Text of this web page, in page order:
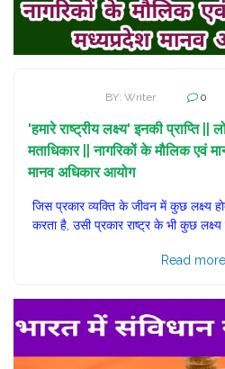
BY: Writer 0
'हमारे राष्ट्रीय लक्ष्य' इनकी प्राप्ति
मताधिकार || नागरिकों के मौलिक एवं
मानव अधिकार आयोग
जिस प्रकार व्यक्ति के जीवन में कुछ लक्ष्य
करता है, उसी प्रकार राष्ट्र के भी कुछ लक्ष्य
Read more